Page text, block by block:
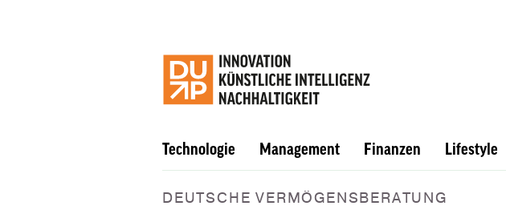
Technologie Management Finanzen Lifestyle
DEUTSCHE VERMÖGENSBERATUNG